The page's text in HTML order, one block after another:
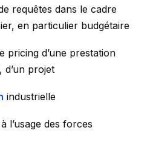
requêtes dans le cadre
en particulier budgétaire
pricing d’une prestation
d’un projet
industrielle
l’usage des forces